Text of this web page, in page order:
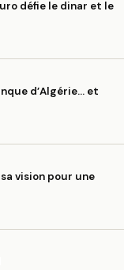
défie le dinar et le
d’Algérie… et
vision pour une